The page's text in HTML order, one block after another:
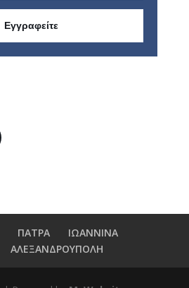
Εγγραφείτε
ΠΑΤΡΑ
ΙΩΑΝΝΙΝΑ
ΑΛΕΞΑΝΔΡΟΥΠΟΛΗ